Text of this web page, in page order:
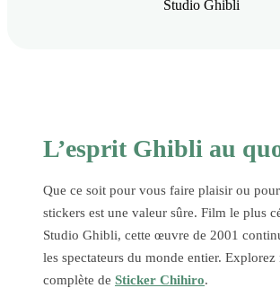
L’esprit Ghibli au
Que ce soit pour vous faire plaisir ou
stickers est une valeur sûre. Film le plus
Studio Ghibli, cette œuvre de 2001
les spectateurs du monde entier. Explorez
complète de Sticker Chihiro.